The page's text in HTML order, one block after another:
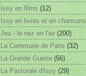
Issy en films (12)
Issy en livres et en chansons
Jeu - le nez en l'air (200)
La Commune de Paris (32)
La Grande Guerre (56)
La Pastorale d'Issy (29)